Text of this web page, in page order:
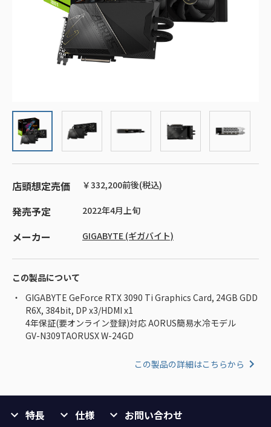
店頭想定売価 ￥332,200前後(税込)
発売予定 2022年4月上旬
メーカー GIGABYTE (ギガバイト)
この製品について
GIGABYTE GeForce RTX 3090 Ti Graphics Card, 24GB GDD
R6X, 384bit, DP x3/HDMI x1
4年保証(要オンライン登録)対応 AORUS簡易水冷モデル
GV-N309TAORUSX W-24GD
この製品の詳細はこちらから
特長 仕様 お問い合わせ